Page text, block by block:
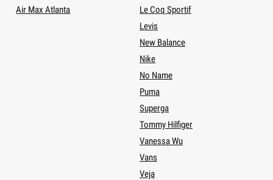
Air Max Atlanta
Le Coq Sportif
Levis
New Balance
Nike
No Name
Puma
Superga
Tommy Hilfiger
Vanessa Wu
Vans
Veja